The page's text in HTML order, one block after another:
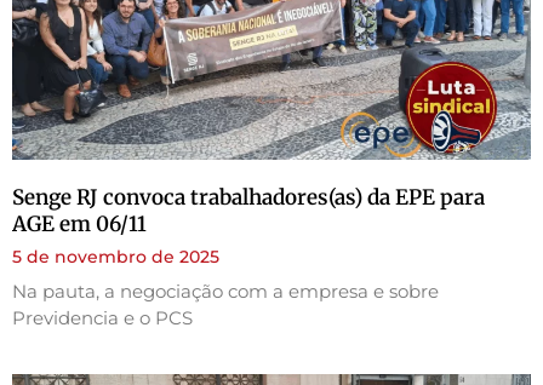
Senge RJ convoca trabalhadores(as) da EPE para
AGE em 06/11
5 de novembro de 2025
Na pauta, a negociação com a empresa e sobre
Previdencia e o PCS